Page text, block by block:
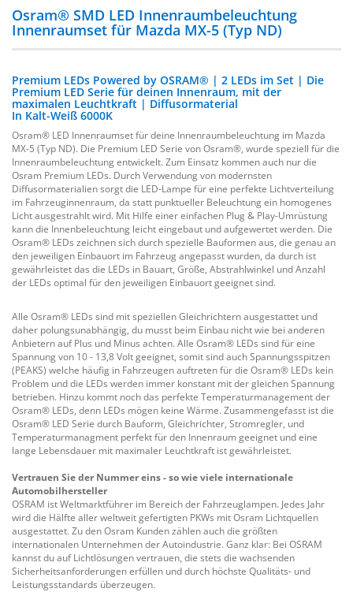
Osram® SMD LED Innenraumbeleuchtung
Innenraumset für Mazda MX-5 (Typ ND)
Premium LEDs Powered by OSRAM® | 2 LEDs im Set | Die
Premium LED Serie für deinen Innenraum, mit der
maximalen Leuchtkraft | Diffusormaterial
In Kalt-Weiß 6000K
Osram® LED Innenraumset für deine Innenraumbeleuchtung im Mazda
MX-5 (Typ ND). Die Premium LED Serie von Osram®, wurde speziell für die
Innenraumbeleuchtung entwickelt. Zum Einsatz kommen auch nur die
Osram Premium LEDs. Durch Verwendung von modernsten
Diffusormaterialien sorgt die LED-Lampe für eine perfekte Lichtverteilung
im Fahrzeuginnenraum, da statt punktueller Beleuchtung ein homogenes
Licht ausgestrahlt wird. Mit Hilfe einer einfachen Plug & Play-Umrüstung
kann die Innenbeleuchtung leicht eingebaut und aufgewertet werden. Die
Osram® LEDs zeichnen sich durch spezielle Bauformen aus, die genau an
den jeweiligen Einbauort im Fahrzeug angepasst wurden, da durch ist
gewährleistet das die LEDs in Bauart, Größe, Abstrahlwinkel und Anzahl
der LEDs optimal für den jeweiligen Einbauort geeignet sind.
Alle Osram® LEDs sind mit speziellen Gleichrichtern ausgestattet und
daher polungsunabhängig, du musst beim Einbau nicht wie bei anderen
Anbietern auf Plus und Minus achten. Alle Osram® LEDs sind für eine
Spannung von 10 - 13,8 Volt geeignet, somit sind auch Spannungsspitzen
(PEAKS) welche häufig in Fahrzeugen auftreten für die Osram® LEDs kein
Problem und die LEDs werden immer konstant mit der gleichen Spannung
betrieben. Hinzu kommt noch das perfekte Temperaturmanagement der
Osram® LEDs, denn LEDs mögen keine Wärme. Zusammengefasst ist die
Osram® LED Serie durch Bauform, Gleichrichter, Stromregler, und
Temperaturmanagment perfekt für den Innenraum geeignet und eine
lange Lebensdauer mit maximaler Leuchtkraft ist gewährleistet.
Vertrauen Sie der Nummer eins - so wie viele internationale
Automobilhersteller
OSRAM ist Weltmarktführer im Bereich der Fahrzeuglampen. Jedes Jahr
wird die Hälfte aller weltweit gefertigten PKWs mit Osram Lichtquellen
ausgestattet. Zu den Osram Kunden zählen auch die größten
internationalen Unternehmen der Autoindustrie. Ganz klar: Bei OSRAM
kannst du auf Lichtlösungen vertrauen, die stets die wachsenden
Sicherheitsanforderungen erfüllen und durch höchste Qualitäts- und
Leistungsstandards überzeugen.